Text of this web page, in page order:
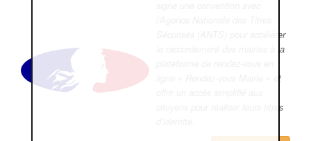
Sécurisés (ANTS) pour accélérer
le raccordement des mairies à la
ligne « Rendez-vous Mairie » et
citoyens pour réaliser leurs titres